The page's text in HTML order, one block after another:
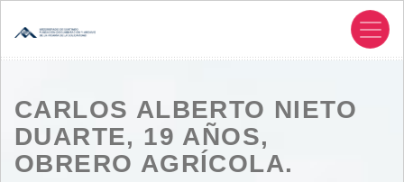
CARLOS ALBERTO NIETO
DUARTE, 19 AÑOS,
OBRERO AGRÍCOLA.